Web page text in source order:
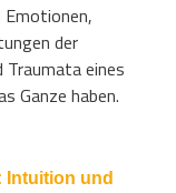
der
Traumata eines
Ganze haben.
Intuition und